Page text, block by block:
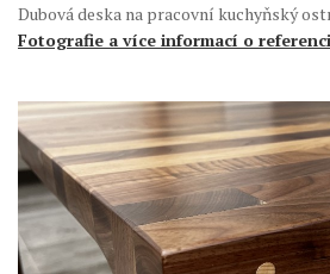
Dubová deska na pracovní kuchyňský
Fotografie a více informací o